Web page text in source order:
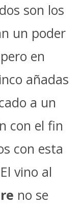
son los
un poder
en
añadas
a un
con el fin
con esta
vino al
no se